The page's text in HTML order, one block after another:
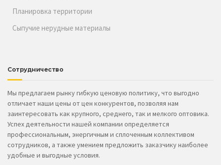
Планировка территории
Сыпучие нерудные материалы
Сотрудничество
Мы предлагаем рынку гибкую ценовую политику, что выгодно
отличает наши цены от цен конкурентов, позволяя нам
заинтересовать как крупного, среднего, так и мелкого оптовика.
Успех деятельности нашей компании определяется
профессиональным, энергичным и сплоченным коллективом
сотрудников, а также умением предложить заказчику наиболее
удобные и выгодные условия.